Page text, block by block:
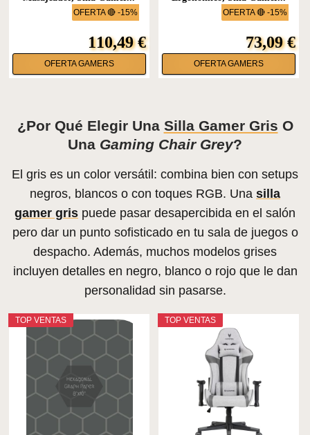
OFERTA 🔴 -15%
110,49 €
OFERTA GAMERS
OFERTA 🔴 -15%
73,09 €
OFERTA GAMERS
¿Por Qué Elegir Una Silla Gamer Gris O
Una Gaming Chair Grey?
El gris es un color versátil: combina bien con setups
negros, blancos o con toques RGB. Una silla
gamer gris puede pasar desapercibida en el salón
pero dar un punto sofisticado en tu sala de juegos o
despacho. Además, muchos modelos grises
incluyen detalles en negro, blanco o rojo que le dan
personalidad sin pasarse.
TOP VENTAS TOP VENTAS